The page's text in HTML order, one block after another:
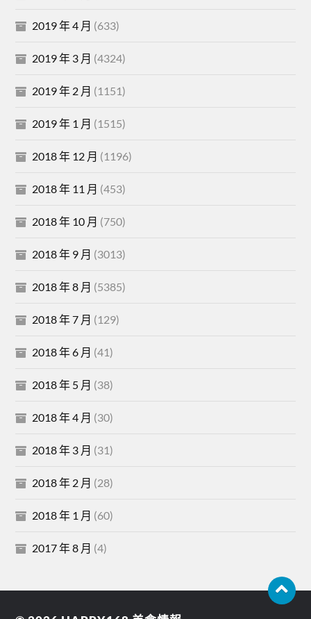
2019 年 4 月 (633)
2019 年 3 月 (4324)
2019 年 2 月 (1151)
2019 年 1 月 (1515)
2018 年 12 月 (1196)
2018 年 11 月 (453)
2018 年 10 月 (750)
2018 年 9 月 (3013)
2018 年 8 月 (5385)
2018 年 7 月 (129)
2018 年 6 月 (41)
2018 年 5 月 (38)
2018 年 4 月 (30)
2018 年 3 月 (31)
2018 年 2 月 (28)
2018 年 1 月 (60)
2017 年 8 月 (4)